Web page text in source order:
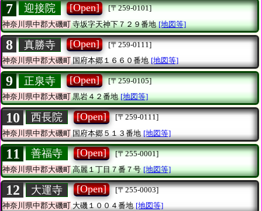
7 迎接院 [Open]
[〒259-0101]
神奈川県中郡大磯町寺坂字天神下７２９番地 [地図等]
8 真勝寺 [Open]
[〒259-0111]
神奈川県中郡大磯町国府本郷１６６０番地 [地図等]
9 正泉寺 [Open]
[〒259-0105]
神奈川県中郡大磯町黒岩４２番地 [地図等]
10 西長院 [Open]
[〒259-0111]
神奈川県中郡大磯町 国府本郷５１３番地 [地図等]
11 善福寺 [Open]
[〒255-0001]
神奈川県中郡大磯町高麗１丁目７番７号 [地図等]
12 大運寺 [Open]
[〒255-0003]
神奈川県中郡大磯町大磯１００４番地 [地図等]